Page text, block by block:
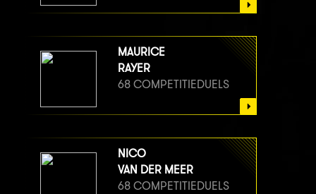
MAURICE
RAYER
68 COMPETITIEDUELS
NICO
VAN DER MEER
68 COMPETITIEDUELS